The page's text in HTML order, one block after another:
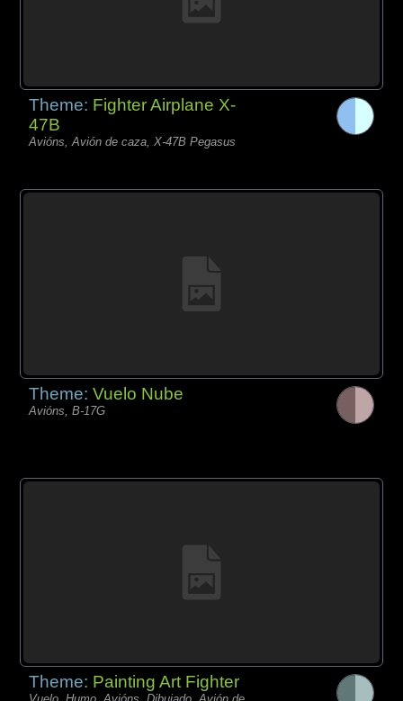
Theme: Fighter Airplane X-
47B
Avións, Avión de caza, X-47B Pegasus
Theme:Vuelo Nube
Avións, B-17G
Theme: Painting Art Fighter